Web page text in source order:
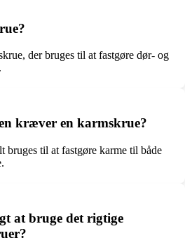
der bruges til at fastgøre dør- og
kræver en karmskrue?
bruges til at fastgøre karme til både
at bruge det rigtige